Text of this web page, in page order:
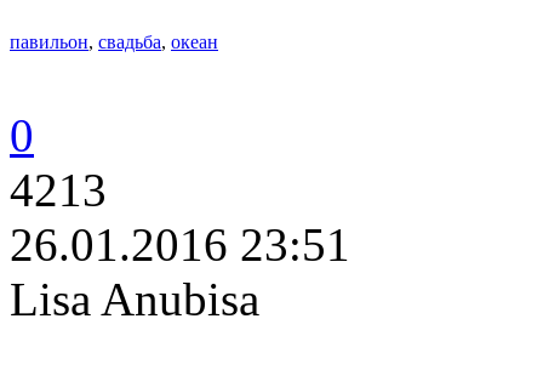
павильон, свадьба, океан
0
4213
26.01.2016 23:51
Lisa Anubisa